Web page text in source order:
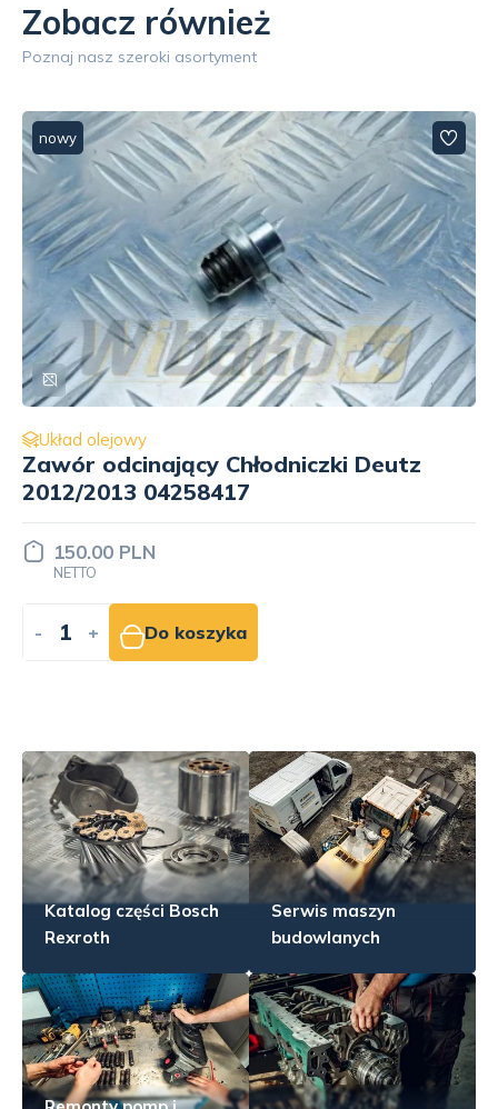
Zobacz również
Poznaj nasz szeroki asortyment
nowy
Układ olejowy
Pompa oleju do silnika BF Original
1015/2015 20140510151
773.00 PLN
NETTO
- + Do koszyka
Katalog części Bosch
Rexroth
Serwis maszyn
budowlanych